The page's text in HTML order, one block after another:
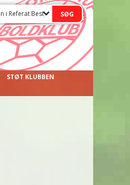
i Referat Bestyrelsemøde
STØT KLUBBEN